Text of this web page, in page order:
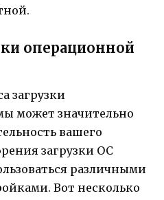
операционной
загрузки
может значительно
вашего
загрузки ОС
различными
Вот несколько